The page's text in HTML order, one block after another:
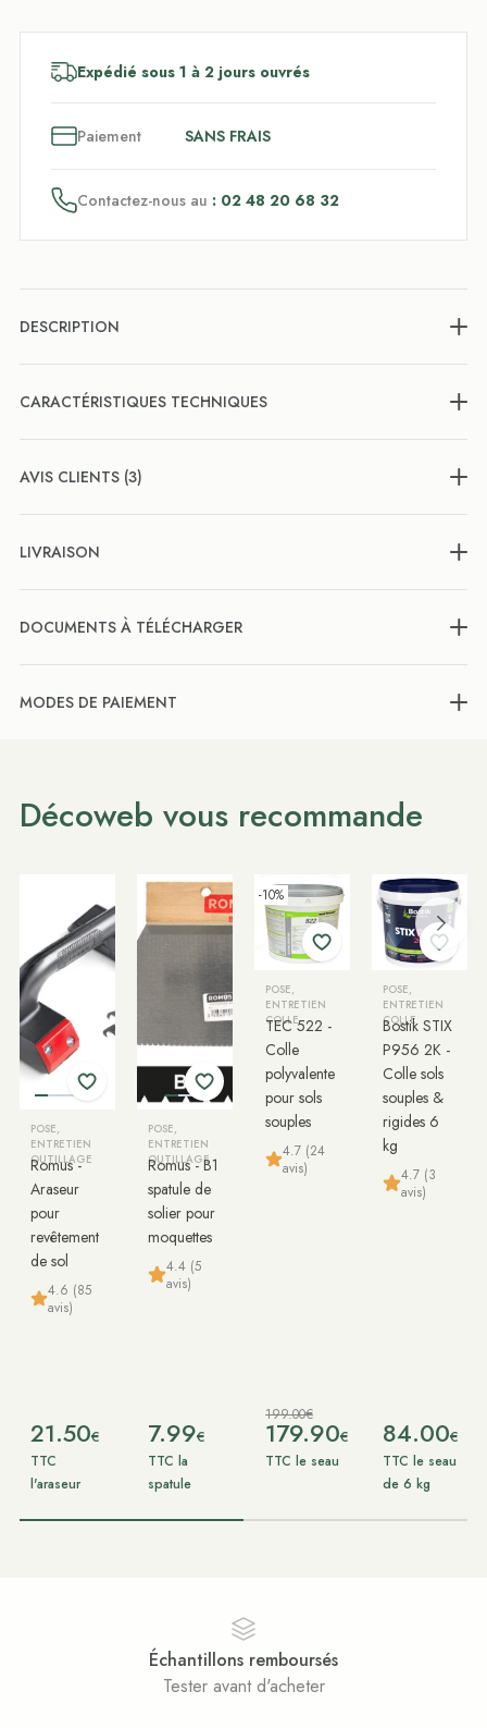
Expédié sous 1 à 2 jours ouvrés
Paiement SANS FRAIS
Contactez-nous au : 02 48 20 68 32
DESCRIPTION
CARACTÉRISTIQUES TECHNIQUES
AVIS CLIENTS (3)
LIVRAISON
DOCUMENTS À TÉLÉCHARGER
MODES DE PAIEMENT
Décoweb vous recommande
POSE,
ENTRETIEN
OUTILLAGE
Romus -
Araseur
pour
revêtement
de sol
4.6 (85
avis)
21.50€
TTC
l'araseur
POSE,
ENTRETIEN
OUTILLAGE
Romus - B1
spatule de
solier pour
moquettes
4.4 (5
avis)
7.99€
TTC la
spatule
-10%
POSE,
ENTRETIEN
COLLE
TEC 522 -
Colle
polyvalente
pour sols
souples
4.7 (24
avis)
199.00€
179.90€
TTC le seau
POSE,
ENTRETIEN
COLLE
Bostik STIX
P956 2K -
Colle sols
souples &
rigides 6
kg
4.7 (3
avis)
84.00€
TTC le seau
de 6 kg
Échantillons remboursés
Tester avant d'acheter